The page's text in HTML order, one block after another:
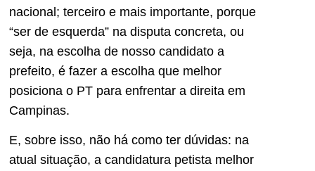
nacional; terceiro e mais importante, porque
“ser de esquerda” na disputa concreta, ou
seja, na escolha de nosso candidato a
prefeito, é fazer a escolha que melhor
posiciona o PT para enfrentar a direita em
Campinas.
E, sobre isso, não há como ter dúvidas: na
atual situação, a candidatura petista melhor